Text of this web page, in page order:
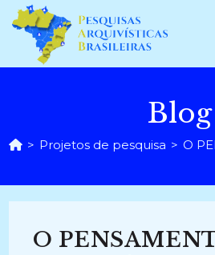
para
conteúdo
Blog
> Projetos de pesquisa > O
O